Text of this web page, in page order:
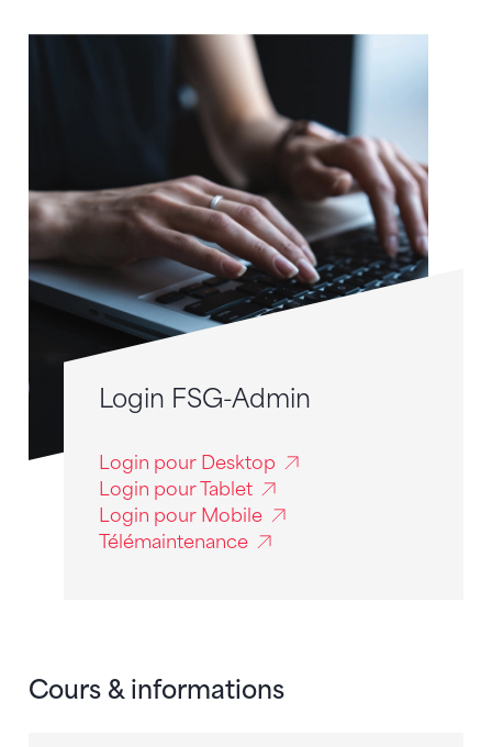
Login FSG-Admin
Login pour Desktop
Login pour Tablet
Login pour Mobile
Télémaintenance
Cours & informations